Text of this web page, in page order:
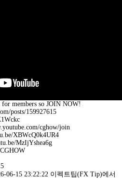
members so JOIN NOW!
posts/159927615
cghow/join
XBWcQ0k4UR4
MzIjYshea6g
06-15 23:22:22 이펙트팁(FX Tip)에서